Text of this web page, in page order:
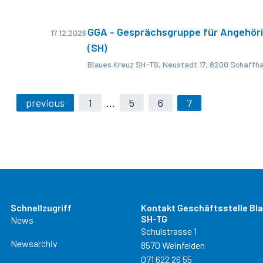
Offene Stellen / Zivildienst / Praktikum
17.12.2026 GGA - Gesprächsgruppe für
(SH)
Blaues Kreuz SH-TG, Neustadt 17, 8200
previous 1 … 5 6 7
Schnellzugriff
News
Newsarchiv
Kontakt Geschäftsstelle
SH-TG
Schulstrasse 1
8570 Weinfelden
071 622 26 55